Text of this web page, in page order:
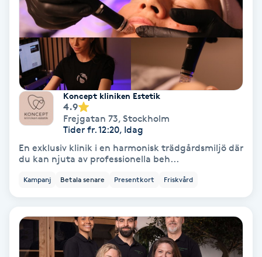
Hårvård
Hälsa
Hälsprickor
Idrottsmassage
IR-massage
Koncept kliniken Estetik
4.9
Frejgatan 73, Stockholm
Tider fr. 12:20, Idag
En exklusiv klinik i en harmonisk trädgårdsmiljö där
du kan njuta av professionella beh...
Kampanj Betala senare Presentkort Friskvård